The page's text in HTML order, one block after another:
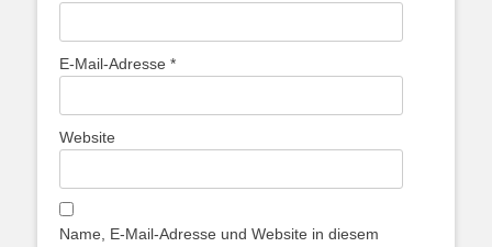
E-Mail-Adresse *
Website
Name, E-Mail-Adresse und Website in diesem